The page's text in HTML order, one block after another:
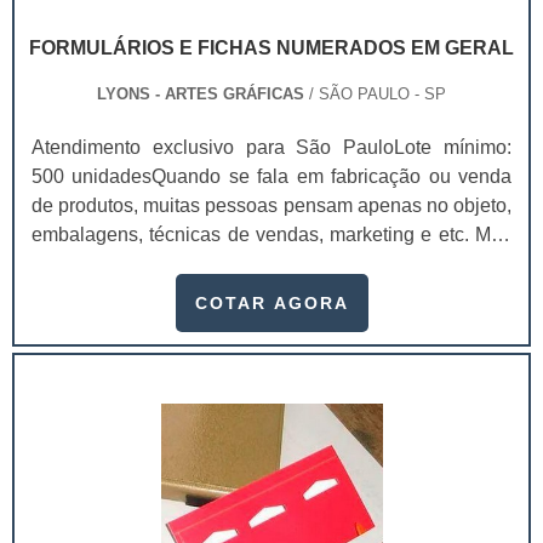
FORMULÁRIOS E FICHAS NUMERADOS EM GERAL
LYONS - ARTES GRÁFICAS / SÃO PAULO - SP
Atendimento exclusivo para São PauloLote mínimo:
500 unidadesQuando se fala em fabricação ou venda
de produtos, muitas pessoas pensam apenas no objeto,
embalagens, técnicas de vendas, marketing e etc. Mas
e logística adequada, esses esforços podem não valer
numerados em geral ganham um papel de destaque
diversos benefícios quando implementado em uma
fábrica, empresa, indústria, empreendimento e
similares.Diversas gráficas oferecem o
desenvolvimento desses formulários tão úteis dentro de
uma organização, pois através deles é possível manter
COTAR AGORA